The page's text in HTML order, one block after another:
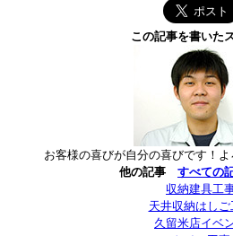
この記事を書いた
お客様の喜びが自分の喜びです！よ
他の記事 すべての
収納建具工
天井収納はしご
久留米店イベ